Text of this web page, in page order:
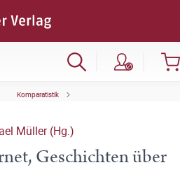
Komparatistik
Müller (Hg.)
Geschichten über